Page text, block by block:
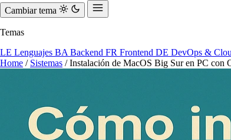
Cambiar tema
Temas
LE Lenguajes BA Backend FR Frontend DE DevOps &
Home / Sistemas / Instalación de MacOS Big Sur en PC con